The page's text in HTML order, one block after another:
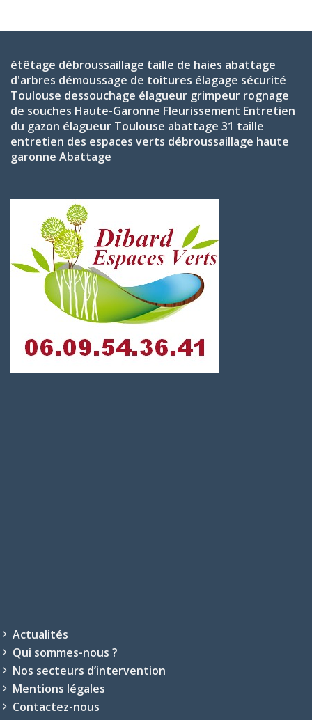
étêtage débroussaillage taille de haies abattage
d'arbres démoussage de toitures élagage sécurité
Toulouse dessouchage élagueur grimpeur rognage
de souches Haute-Garonne Fleurissement Entretien
du gazon élagueur Toulouse abattage 31 taille
entretien des espaces verts débroussaillage haute
garonne Abattage
Actualités
Qui sommes-nous ?
Nos secteurs d’intervention
Mentions légales
Contactez-nous